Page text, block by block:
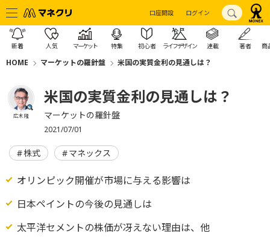
口座開設 ログイン
新着 人気 マーケット 特集 初心者 ライフデザイン 連載 著者 商
HOME マーケットの羅針盤 米国の実質金利の見通しは？
広木 隆
米国の実質金利の見通しは？
マーケットの羅針盤
2021/07/01
株式 マネックス
オリンピック開催が市場に与える影響は
日本ペイントの今後の見通しは
太平洋セメントの株価が冴えない理由は、他